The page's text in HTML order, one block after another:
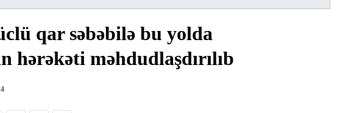
qar səbəbilə bu yolda
hərəkəti məhdudlaşdırılıb